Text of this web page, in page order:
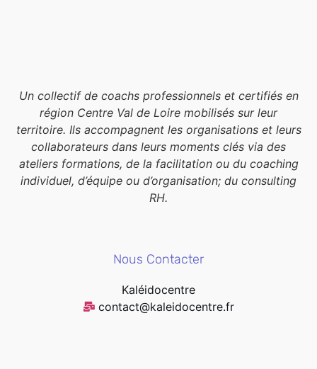
Un collectif de coachs professionnels et certifiés en
région Centre Val de Loire mobilisés sur leur
territoire. Ils accompagnent les organisations et leurs
collaborateurs dans leurs moments clés via des
ateliers formations, de la facilitation ou du coaching
individuel, d’équipe ou d’organisation; du consulting
RH.
Nous Contacter
Kaléidocentre
contact@kaleidocentre.fr